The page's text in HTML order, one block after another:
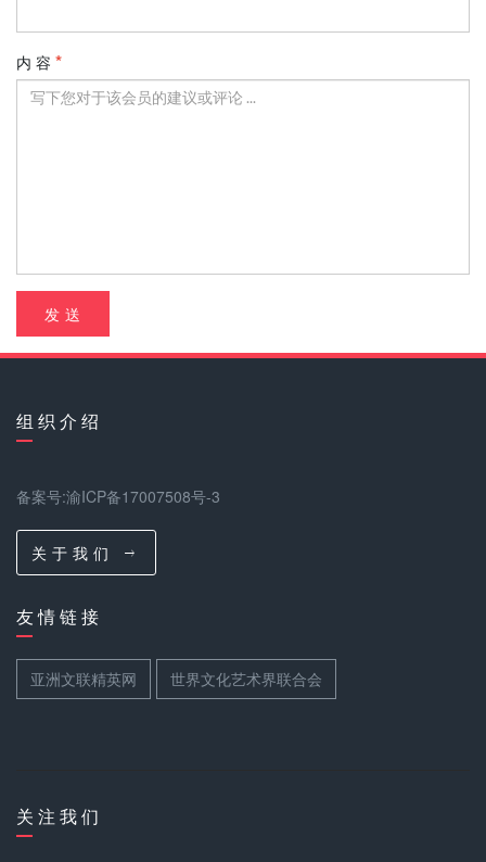
内 容
发 送
组 织 介 绍
备案号:渝ICP备17007508号-3
关 于 我 们
友 情 链 接
亚洲文联精英网 世界文化艺术界联合会
关 注 我 们